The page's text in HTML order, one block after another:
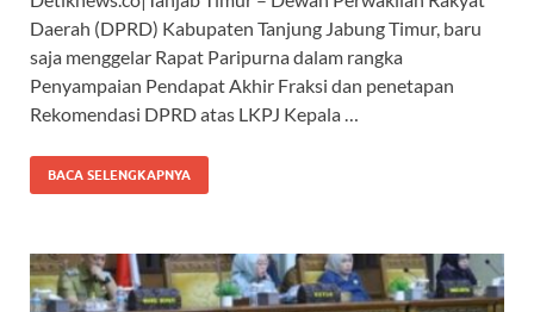
e
b
o
o
k
at
s
A
p
p
e
gr
a
m
e
a
ds
Daerah (DPRD) Kabupaten Tanjung Jabung Timur, baru
saja menggelar Rapat Paripurna dalam rangka
Penyampaian Pendapat Akhir Fraksi dan penetapan
Rekomendasi DPRD atas LKPJ Kepala …
BACA SELENGKAPNYA